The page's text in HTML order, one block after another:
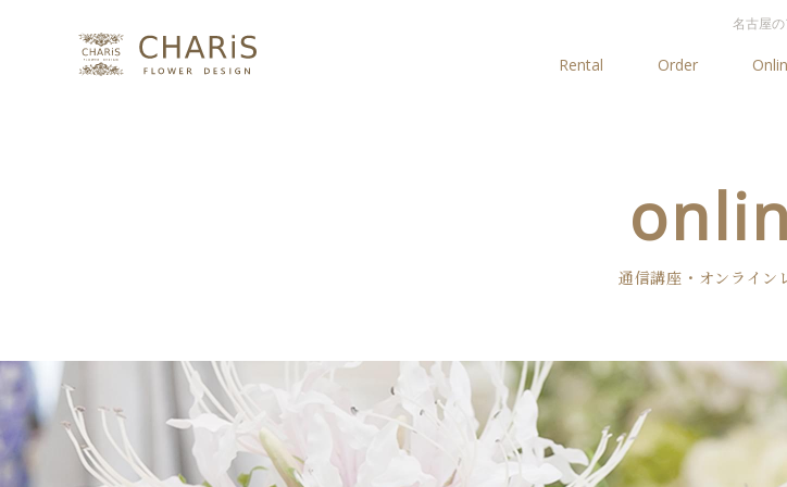
名古屋
Rental Order
通信講座・オンライン